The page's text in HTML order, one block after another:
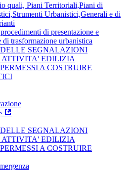
quali, Piani Territoriali,Piani di
Urbanistici,Generali e di
di presentazione e
trasformazione urbanistica
SEGNALAZIONI
ATTIVITA' EDILIZIA
A COSTRUIRE
SEGNALAZIONI
ATTIVITA' EDILIZIA
A COSTRUIRE